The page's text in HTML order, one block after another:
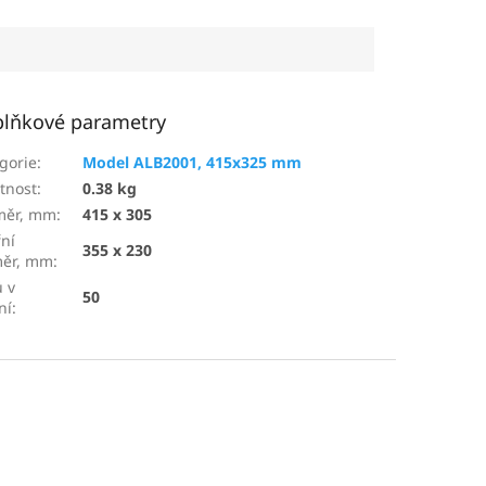
parametry
:
Model ALB2001, 415x325 mm
:
0.38 kg
mm:
415 x 305
mm:
355 x 230
v
:
50